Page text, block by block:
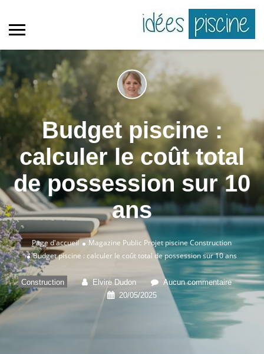
Budget piscine :
calculer le coût total
de possession sur 10
ans
Page d'accueil Magazine Public Projet piscine Construction
Budget piscine : calculer le coût total de possession sur 10 ans
Construction Elvire Dudon
Aucun commentaire
20/05/2025